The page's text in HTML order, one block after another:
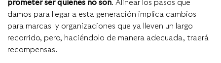
prometer ser quienes no son. Alinear los pasos que
damos para llegar a esta generación implica cambios
para marcas y organizaciones que ya lleven un largo
recorrido, pero, haciéndolo de manera adecuada, traerá
recompensas.